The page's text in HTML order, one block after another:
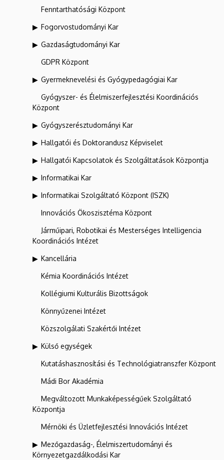
Fenntarthatósági Központ
Fogorvostudományi Kar
Gazdaságtudományi Kar
GDPR Központ
Gyermeknevelési és Gyógypedagógiai Kar
Gyógyszer- és Élelmiszerfejlesztési Koordinációs
Központ
Gyógyszerésztudományi Kar
Hallgatói és Doktorandusz Képviselet
Hallgatói Kapcsolatok és Szolgáltatások Központja
Informatikai Kar
Informatikai Szolgáltató Központ (ISZK)
Innovációs Ökoszisztéma Központ
Járműipari, Robotikai és Mesterséges Intelligencia
Koordinációs Intézet
Kancellária
Kémia Koordinációs Intézet
Kollégiumi Kulturális Bizottságok
Könnyűzenei Intézet
Közszolgálati Szakértői Intézet
Külső egységek
Kutatáshasznosítási és Technológiatranszfer Központ
Mádi Bor Akadémia
Megváltozott Munkaképességűek Szolgáltató
Központja
Mérnöki és Üzletfejlesztési Innovációs Intézet
Mezőgazdaság-, Élelmiszertudományi és
Környezetgazdálkodási Kar